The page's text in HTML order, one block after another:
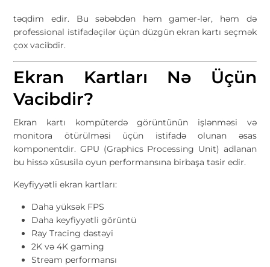
təqdim edir. Bu səbəbdən həm gamer-lər, həm də
professional istifadəçilər üçün düzgün ekran kartı seçmək
çox vacibdir.
Ekran Kartları Nə Üçün
Vacibdir?
Ekran kartı kompüterdə görüntünün işlənməsi və
monitora ötürülməsi üçün istifadə olunan əsas
komponentdir. GPU (Graphics Processing Unit) adlanan
bu hissə xüsusilə oyun performansına birbaşa təsir edir.
Keyfiyyətli ekran kartları:
Daha yüksək FPS
Daha keyfiyyətli görüntü
Ray Tracing dəstəyi
2K və 4K gaming
Stream performansı